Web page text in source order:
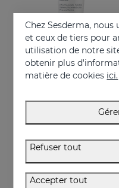
SEBOVALIS Crème
Rougeurs et desquamation
26.95 €
Chez Sesderma,
et ceux de tiers pour
utilisation de notre
obtenir plus
matière de cookies ici.
Refuser tout
Accepter tout